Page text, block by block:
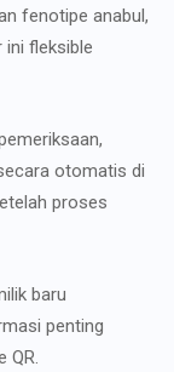
fenotipe anabul,
ini fleksible
otomatis di
proses
baru
penting
QR.